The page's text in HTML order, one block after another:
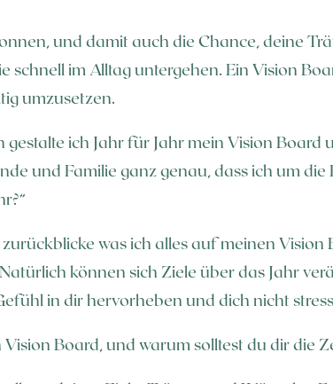
und damit auch die Chance, deine
schnell im Alltag untergehen. Ein Vision
umzusetzen.
gestalte ich Jahr für Jahr mein Vision
und Familie ganz genau, dass ich um
was ich alles auf meinen
können sich Ziele über das Jahr
in dir hervorheben und dich nicht
Board, und warum solltest du dir die